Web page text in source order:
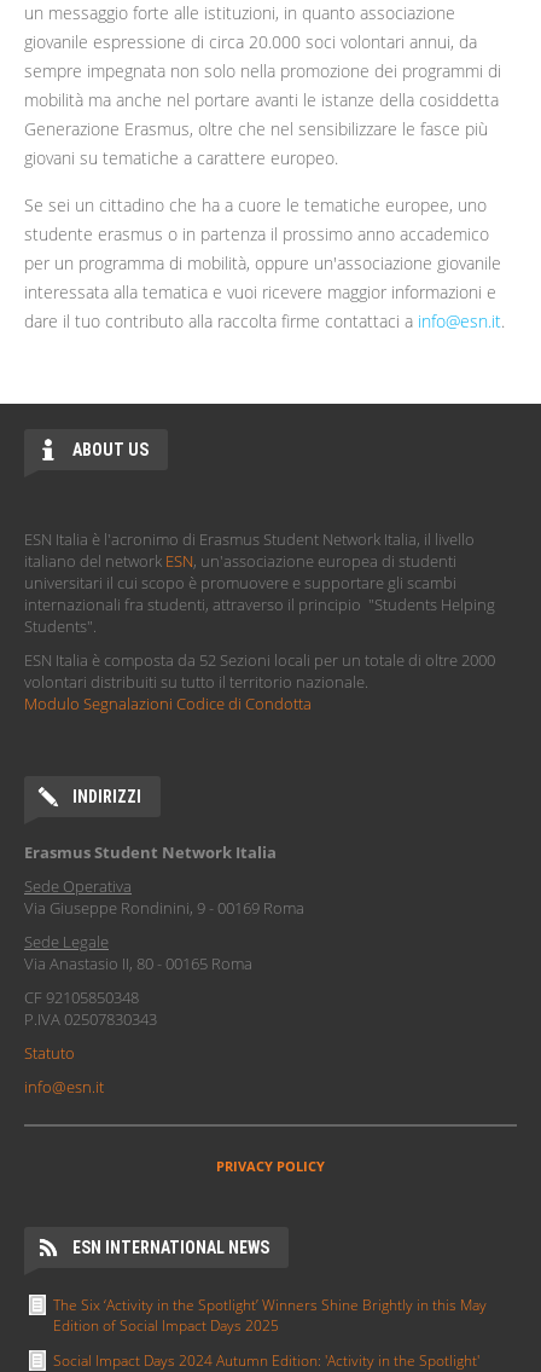
un messaggio forte alle istituzioni, in quanto associazione
giovanile espressione di circa 20.000 soci volontari annui, da
sempre impegnata non solo nella promozione dei programmi di
mobilità ma anche nel portare avanti le istanze della cosiddetta
Generazione Erasmus, oltre che nel sensibilizzare le fasce più
giovani su tematiche a carattere europeo.
Se sei un cittadino che ha a cuore le tematiche europee, uno
studente erasmus o in partenza il prossimo anno accademico
per un programma di mobilità, oppure un'associazione giovanile
interessata alla tematica e vuoi ricevere maggior informazioni e
dare il tuo contributo alla raccolta firme contattaci a info@esn.it.
ABOUT US
ESN Italia è l'acronimo di Erasmus Student Network Italia, il livello
italiano del network ESN, un'associazione europea di studenti
universitari il cui scopo è promuovere e supportare gli scambi
internazionali fra studenti, attraverso il principio "Students Helping
Students".
ESN Italia è composta da 52 Sezioni locali per un totale di oltre 2000
volontari distribuiti su tutto il territorio nazionale.
Modulo Segnalazioni Codice di Condotta
INDIRIZZI
Erasmus Student Network Italia
Sede Operativa
Via Giuseppe Rondinini, 9 - 00169 Roma
Sede Legale
Via Anastasio II, 80 - 00165 Roma
CF 92105850348
P.IVA 02507830343
Statuto
info@esn.it
PRIVACY POLICY
ESN INTERNATIONAL NEWS
The Six ‘Activity in the Spotlight’ Winners Shine Brightly in this May
Edition of Social Impact Days 2025
Social Impact Days 2024 Autumn Edition: 'Activity in the Spotlight'